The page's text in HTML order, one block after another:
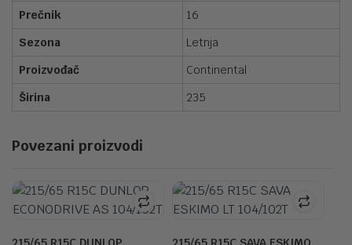
Prečnik
16
Sezona
Letnja
Proizvođač
Continental
Širina
235
Povezani proizvodi